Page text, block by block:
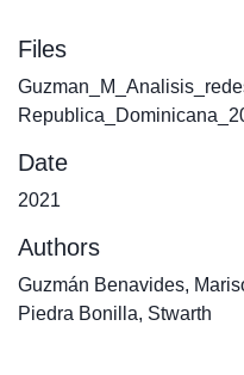
Files
Date
2021
Authors
Guzmán Benavides,
Piedra Bonilla, Stwarth